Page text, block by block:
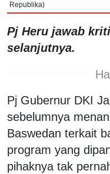
Republika)
Pj Heru jawab
selanjutnya.
Pj Gubernur DKI
sebelumnya
Baswedan terkait
program yang
pihaknya tak